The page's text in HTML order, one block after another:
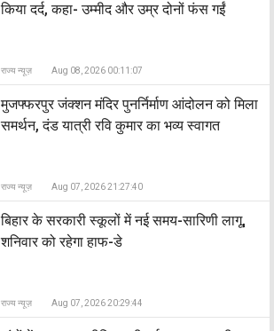
किया दर्द, कहा- उम्मीद और उम्र दोनों फंस गईं
राज्य न्यूज़ Aug 08, 2026 00:11:07
मुजफ्फरपुर जंक्शन मंदिर पुनर्निर्माण आंदोलन को मिला
समर्थन, दंड यात्री रवि कुमार का भव्य स्वागत
राज्य न्यूज़ Aug 07, 2026 21:27:40
बिहार के सरकारी स्कूलों में नई समय-सारिणी लागू,
शनिवार को रहेगा हाफ-डे
राज्य न्यूज़ Aug 07, 2026 20:29:44